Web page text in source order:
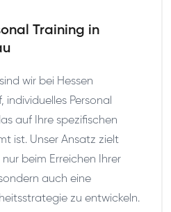
Training in
wir bei Hessen
Personal
auf Ihre spezifischen
ist. Unser Ansatz zielt
beim Erreichen Ihrer
auch eine
zu entwickeln.